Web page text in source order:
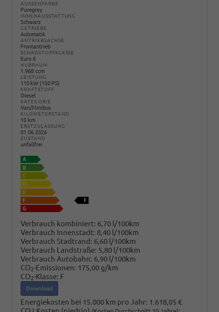
AUSSENFARBE
Puregrey
INNENAUSSTATTUNG
Schwarz
GETRIEBE
Automatik
ANTRIEBSACHSE
Frontantrieb
SCHADSTOFFKLASSE
Euro 6
HUBRAUM
1.968 ccm
LEISTUNG
110 kW (150 PS)
KRAFTSTOFF
Diesel
KATEGORIE
Van/Minibus
KILOMETERSTAND
10 km
ERSTZULASSUNG
01.06.2026
ZUSTAND
unfallfrei
Verbrauch kombiniert: 6,70 l/100km
Verbrauch Innenstadt: 8,40 l/100km
Verbrauch Stadtrand: 6,60 l/100km
Verbrauch Landstraße: 5,80 l/100km
Verbrauch Autobahn: 6,90 l/100km
CO2-Emissionen: 175,00 g/km
CO2-Klasse: F
Download
Energiekosten bei 15.000 km pro Jahr: 1.618,05 €